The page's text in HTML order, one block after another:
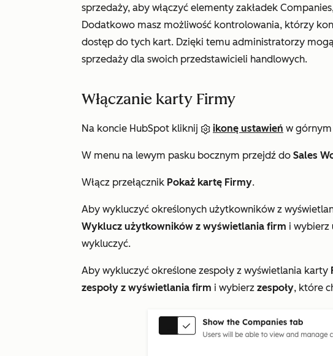
sprzedaży, aby włączyć elementy zakładek Companies
Dodatkowo masz możliwość kontrolowania, którzy
dostęp do tych kart. Dzięki temu administratorzy
sprzedaży dla swoich przedstawicieli handlowych.
Włączanie karty Firmy
Na koncie HubSpot kliknij ikonę ustawień w
W menu na lewym pasku bocznym przejdź do Sales
Włącz przełącznik Pokaż kartę Firmy.
Aby wykluczyć określonych użytkowników z
Wyklucz użytkowników z wyświetlania firm i wybierz
wykluczyć.
Aby wykluczyć określone zespoły z wyświetlania karty
zespoły z wyświetlania firm i wybierz zespoły, które